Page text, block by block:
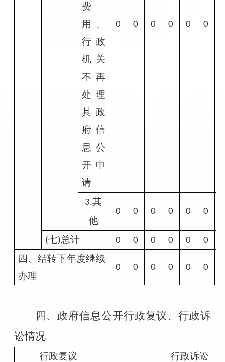
费
用、
行政
机关
不再
处理
其政
府信
息公
开申
请
0 0 0 0 0 0
3.其
他
0 0 0 0 0 0
(七)总计 0 0 0 0 0 0
四、结转下年度继续
办理
0 0 0 0 0 0
四、政府信息公开行政复议、行政诉
讼情况
行政复议 行政诉讼